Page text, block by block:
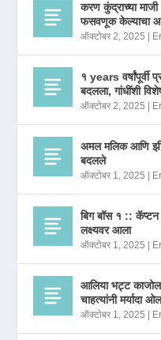
करण कुंद्राच्या
फसवणूक केल्याचा
ऑक्टोबर 2, 2025
१ years वर्षांपूर्वी
बदलला, गांधींशी
ऑक्टोबर 2, 2025
अमल मलिक आणि
बदलले
ऑक्टोबर 1, 2025
बिग बॉस १ :: कॅप्टन
लक्ष्यवर आला
ऑक्टोबर 1, 2025
आलिया भट्ट काजोल-
चाहत्यांनी मर्यादा
ऑक्टोबर 1, 2025